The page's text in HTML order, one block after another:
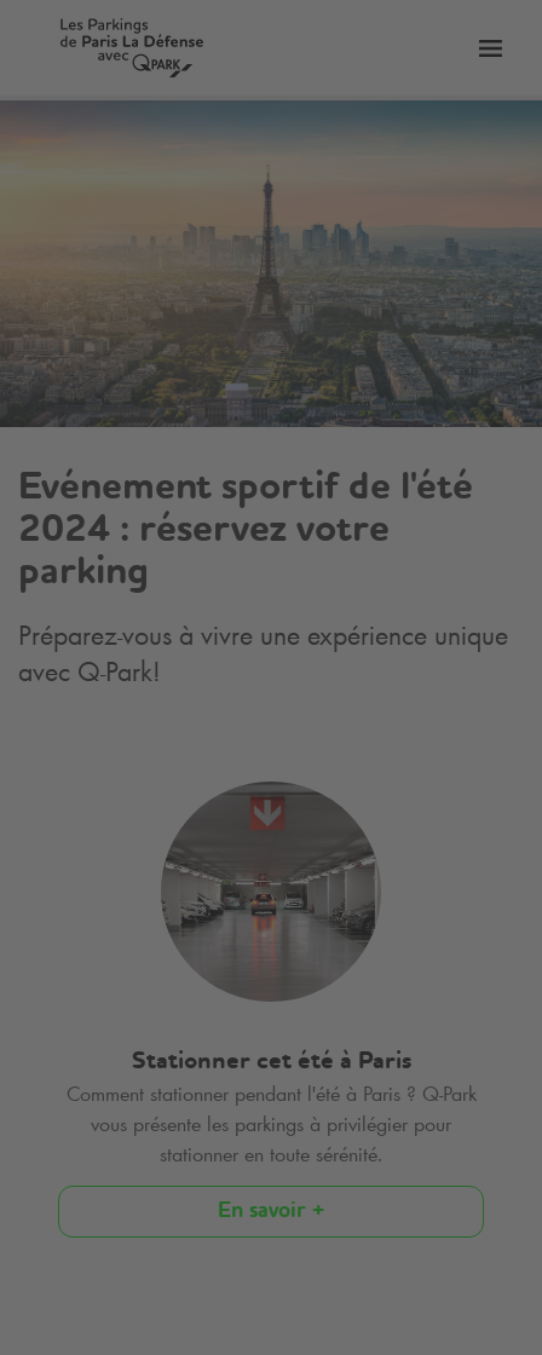
Evénement sportif de l'été
2024 : réservez votre
parking
Préparez-vous à vivre une expérience unique
avec Q-Park!
Stationner cet été à Paris
Comment stationner pendant l'été à Paris ? Q-Park
vous présente les parkings à privilégier pour
stationner en toute sérénité.
En savoir +